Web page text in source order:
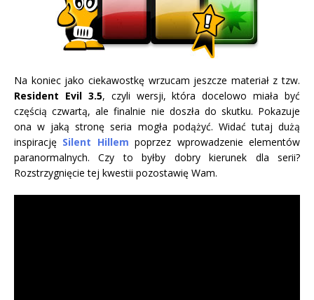
Na koniec jako ciekawostkę wrzucam jeszcze materiał z tzw.
Resident Evil 3.5, czyli wersji, która docelowo miała być
częścią czwartą, ale finalnie nie doszła do skutku. Pokazuje
ona w jaką stronę seria mogła podążyć. Widać tutaj dużą
inspirację Silent Hillem poprzez wprowadzenie elementów
paranormalnych. Czy to byłby dobry kierunek dla serii?
Rozstrzygnięcie tej kwestii pozostawię Wam.